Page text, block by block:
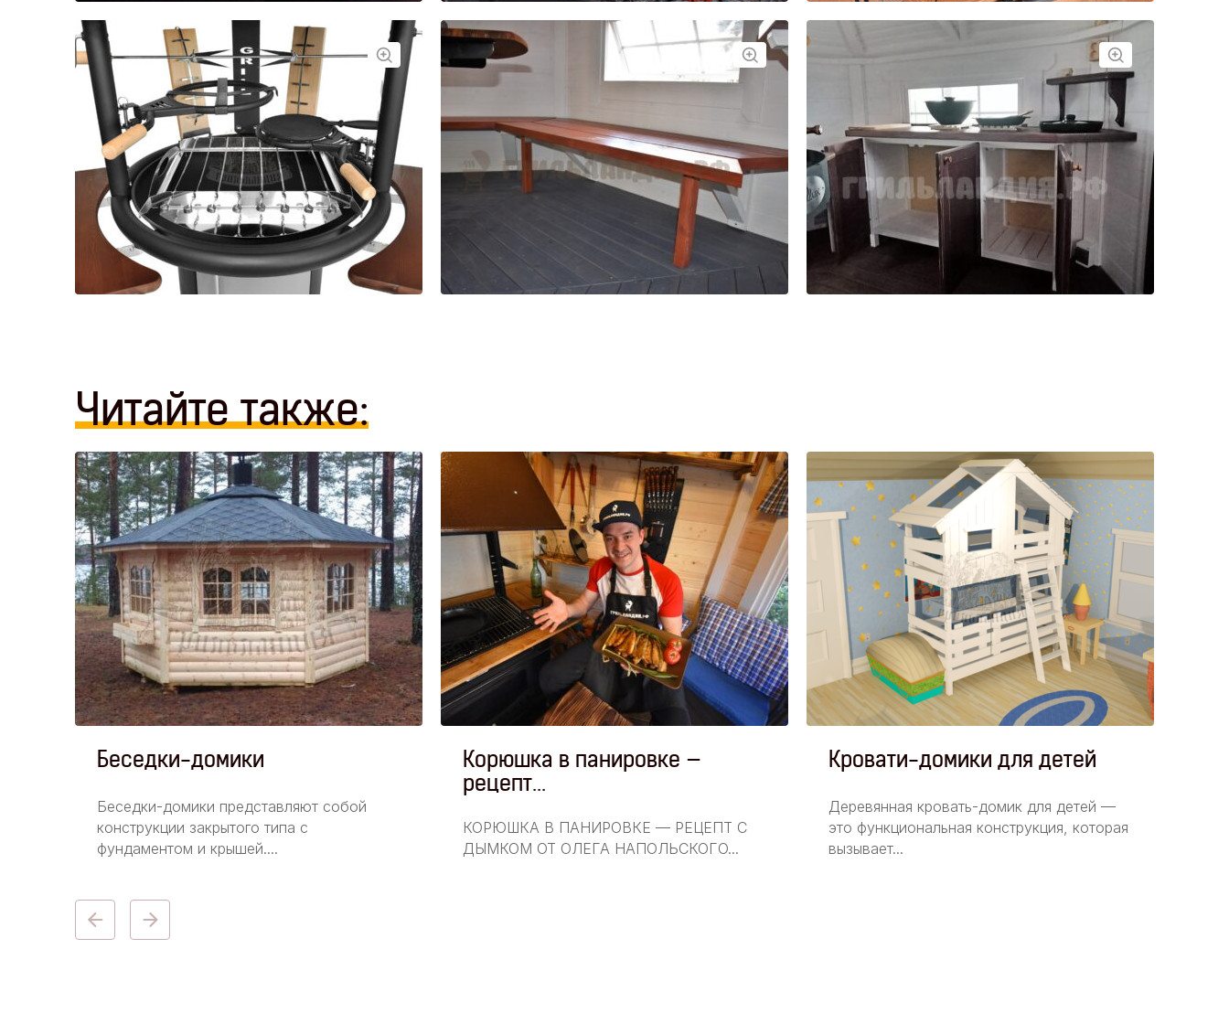
Читайте также:
Беседки-домики
Беседки-домики представляют собой
конструкции закрытого типа с
фундаментом и крышей....
Корюшка в панировке —
рецепт...
КОРЮШКА В ПАНИРОВКЕ — РЕЦЕПТ С
ДЫМКОМ ОТ ОЛЕГА НАПОЛЬСКОГО...
Кровати-домики для детей
Деревянная кровать-домик для детей —
это функциональная конструкция, которая
вызывает...